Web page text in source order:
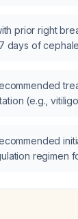
prior right
days of
(e.g.,
regimen